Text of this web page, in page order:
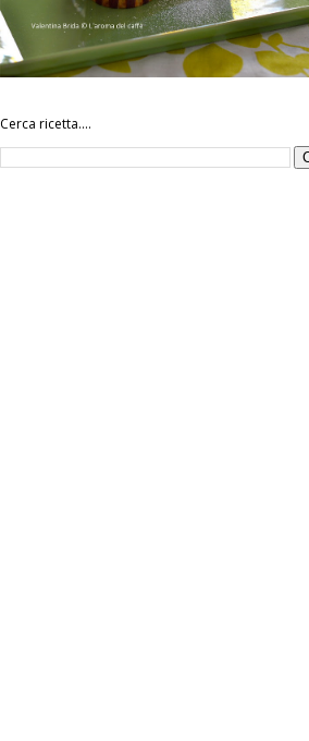
Cerca ricetta....